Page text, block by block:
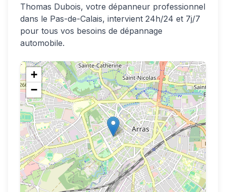
Thomas Dubois, votre dépanneur professionnel
dans le Pas-de-Calais, intervient 24h/24 et 7j/7
pour tous vos besoins de dépannage
automobile.
+
−